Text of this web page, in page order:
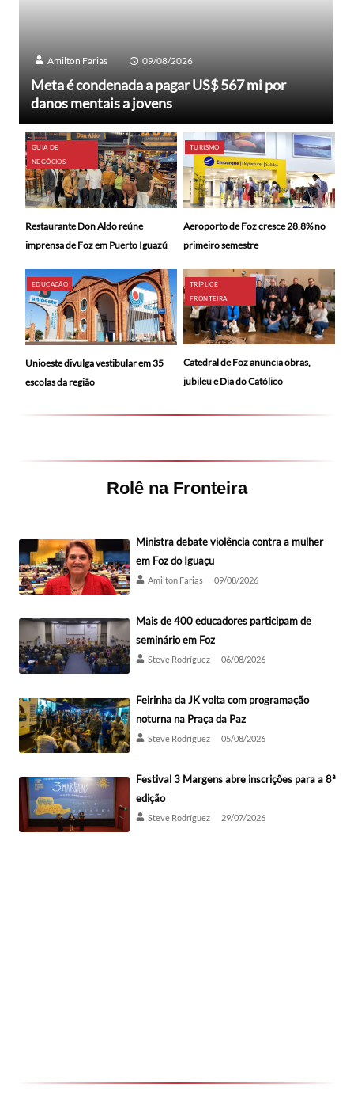
Amilton Farias 09/08/2026
Meta é condenada a pagar US$ 567 mi por
danos mentais a jovens
GUIA DE
NEGÓCIOS
Restaurante Don Aldo reúne
imprensa de Foz em Puerto Iguazú
TURISMO
Aeroporto de Foz cresce 28,8% no
primeiro semestre
EDUCAÇÃO
Unioeste divulga vestibular em 35
escolas da região
TRÍPLICE
FRONTEIRA
Catedral de Foz anuncia obras,
jubileu e Dia do Católico
Rolê na Fronteira
Ministra debate violência contra a mulher
em Foz do Iguaçu
Amilton Farias 09/08/2026
Mais de 400 educadores participam de
seminário em Foz
Steve Rodríguez 06/08/2026
Feirinha da JK volta com programação
noturna na Praça da Paz
Steve Rodríguez 05/08/2026
Festival 3 Margens abre inscrições para a 8ª
edição
Steve Rodríguez 29/07/2026